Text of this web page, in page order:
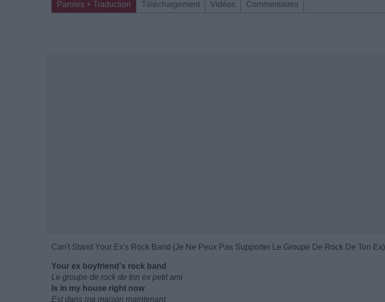
Paroles + Traduction Téléchargement Vidéos Commentaires
Can't Stand Your Ex's Rock Band (Je Ne Peux Pas Supporter Le Groupe De Rock De Ton Ex)
Your ex boyfriend's rock band
Le groupe de rock de ton ex petit ami
Is in my house right now
Est dans ma maison maintenant